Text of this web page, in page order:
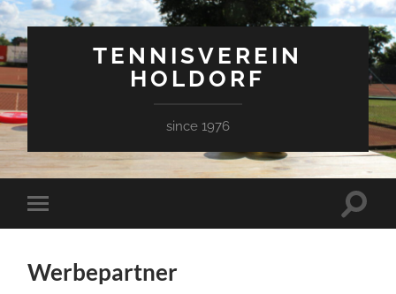
TENNISVEREIN
HOLDORF
since 1976
Mobile-
Menü
Werbepartner